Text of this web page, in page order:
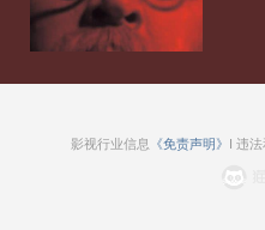
影视行业信息 《免责声明》 I 违